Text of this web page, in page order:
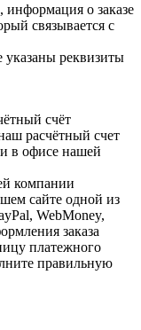
о заказе
связывается с
указаны реквизиты
счёт
расчётный счет
в офисе нашей
компании
сайте одной из
WebMoney,
заказа
платежного
правильную